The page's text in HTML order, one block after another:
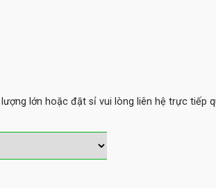
lớn hoặc đặt sỉ vui lòng liên hệ trực tiếp